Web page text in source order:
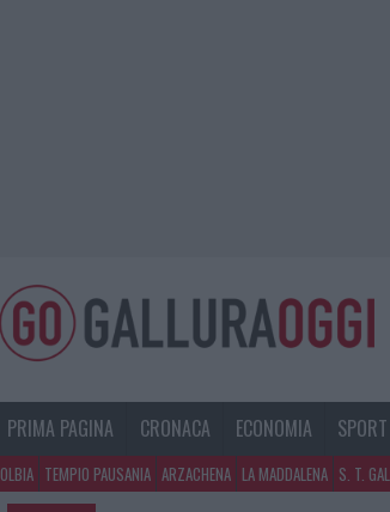
PRIMA PAGINA CRONACA ECONOMIA SPORT
OLBIA TEMPIO PAUSANIA ARZACHENA LA MADDALENA S. T.